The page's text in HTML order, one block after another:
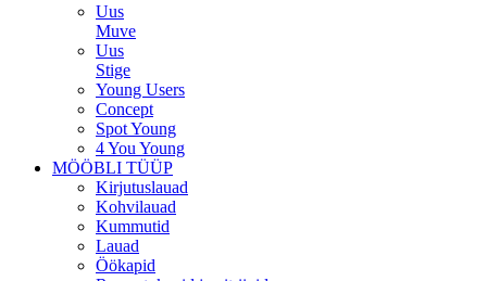
Uus
Muve
Uus
Stige
Young Users
Concept
Spot Young
4 You Young
MÖÖBLI TÜÜP
Kirjutuslauad
Kohvilauad
Kummutid
Lauad
Öökapid